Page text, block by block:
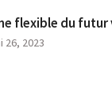
flexible du
26, 2023